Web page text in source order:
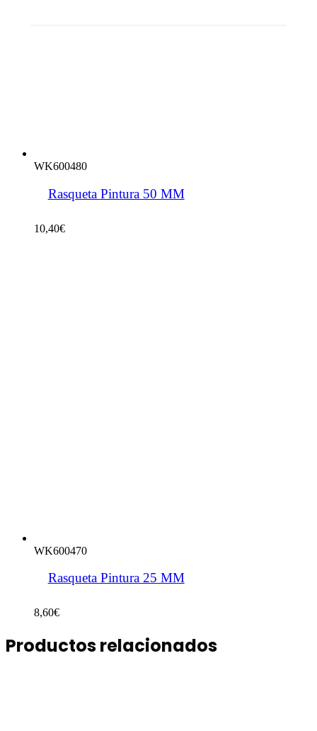
WK600480
Rasqueta Pintura 50 MM
10,40€
WK600470
Rasqueta Pintura 25 MM
8,60€
Productos relacionados